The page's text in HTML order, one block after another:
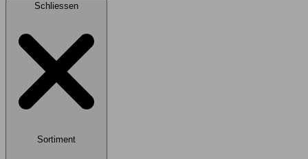
Schliessen
Sortiment